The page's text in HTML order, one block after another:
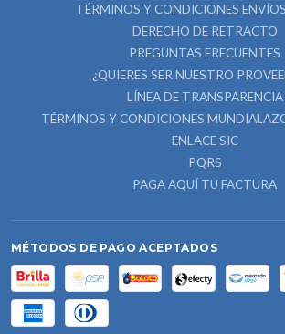
TÉRMINOS Y CONDICIONES
DERECHO DE RETRACTO
PREGUNTAS FRECUENTES
¿QUIERES SER NUESTRO
LÍNEA DE TRANSPARENCIA
TÉRMINOS Y CONDICIONES
ENLACE SIC
PQRS
PAGA AQUÍ TU FACTURA
MÉTODOS DE PAGO ACEPTADOS